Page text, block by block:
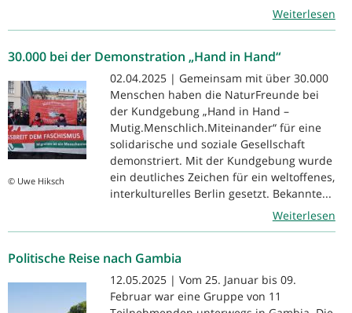
Weiterlesen
30.000 bei der Demonstration „Hand in Hand“
© Uwe Hiksch
02.04.2025 | Gemeinsam mit über 30.000
Menschen haben die NaturFreunde bei
der Kundgebung „Hand in Hand –
Mutig.Menschlich.Miteinander“ für eine
solidarische und soziale Gesellschaft
demonstriert. Mit der Kundgebung wurde
ein deutliches Zeichen für ein weltoffenes,
interkulturelles Berlin gesetzt. Bekannte...
Weiterlesen
Politische Reise nach Gambia
12.05.2025 | Vom 25. Januar bis 09.
Februar war eine Gruppe von 11